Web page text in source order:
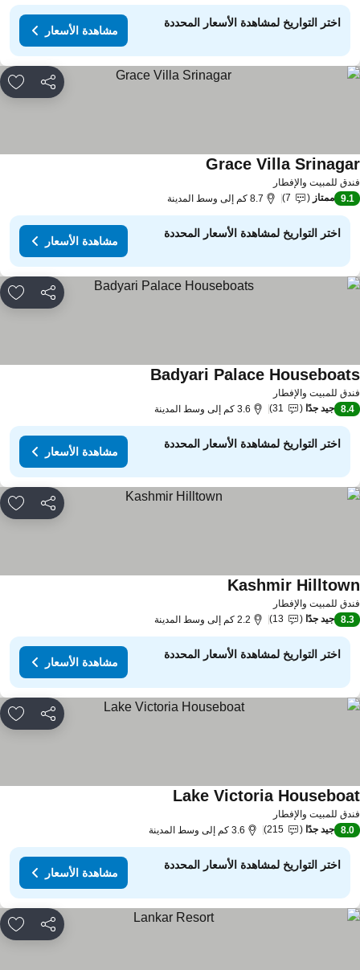
اختر التواريخ لمشاهدة الأسعار المحددة
مشاهدة الأسعار
مشاركة
للمبيت والإفطار
Grace Villa
9.1 ممتاز 7 8.7 كم إلى وسط المدينة
اختر التواريخ لمشاهدة الأسعار المحددة
مشاهدة الأسعار
مشاركة
للمبيت والإفطار
Badyari Palace
8.4 جيد جدًا 31 3.6 كم إلى وسط المدينة
اختر التواريخ لمشاهدة الأسعار المحددة
مشاهدة الأسعار
مشاركة
للمبيت والإفطار
Kashmir
8.3 جيد جدًا 13 2.2 كم إلى وسط المدينة
اختر التواريخ لمشاهدة الأسعار المحددة
مشاهدة الأسعار
مشاركة
للمبيت والإفطار
Lake Victoria
8.0 جيد جدًا 215 3.6 كم إلى وسط المدينة
اختر التواريخ لمشاهدة الأسعار المحددة
مشاهدة الأسعار
مشاركة